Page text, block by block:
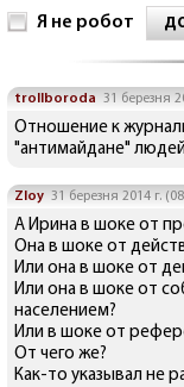
Я не робот
trollboroda 31 березня
Отношение к
"антимайдане"
Zloy 31 березня 2014 г.
А Ирина в шоке от
Она в шоке от
Или она в шоке от
Или она в шоке от
населением?
Или в шоке от
От чего же?
Как-то указывал не